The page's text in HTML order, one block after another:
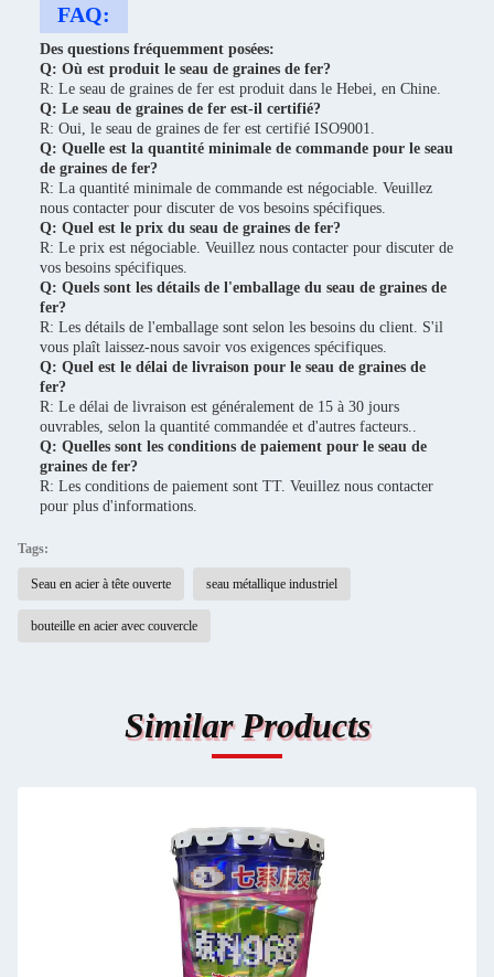
FAQ:
Des questions fréquemment posées:
Q: Où est produit le seau de graines de fer?
R: Le seau de graines de fer est produit dans le Hebei, en Chine.
Q: Le seau de graines de fer est-il certifié?
R: Oui, le seau de graines de fer est certifié ISO9001.
Q: Quelle est la quantité minimale de commande pour le seau
de graines de fer?
R: La quantité minimale de commande est négociable. Veuillez
nous contacter pour discuter de vos besoins spécifiques.
Q: Quel est le prix du seau de graines de fer?
R: Le prix est négociable. Veuillez nous contacter pour discuter de
vos besoins spécifiques.
Q: Quels sont les détails de l'emballage du seau de graines de
fer?
R: Les détails de l'emballage sont selon les besoins du client. S'il
vous plaît laissez-nous savoir vos exigences spécifiques.
Q: Quel est le délai de livraison pour le seau de graines de
fer?
R: Le délai de livraison est généralement de 15 à 30 jours
ouvrables, selon la quantité commandée et d'autres facteurs..
Q: Quelles sont les conditions de paiement pour le seau de
graines de fer?
R: Les conditions de paiement sont TT. Veuillez nous contacter
pour plus d'informations.
Tags:
Seau en acier à tête ouverte seau métallique industriel
bouteille en acier avec couvercle
Similar Products